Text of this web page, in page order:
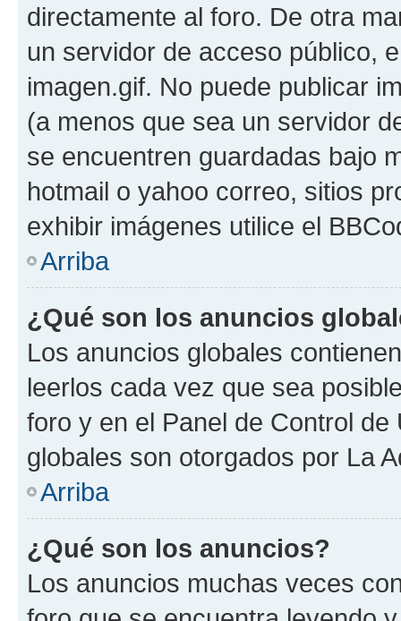
directamente al foro. De otra
un servidor de acceso público,
imagen.gif. No puede publicar
(a menos que sea un servidor
se encuentren guardadas bajo
hotmail o yahoo correo, sitios
exhibir imágenes utilice el
Arriba
¿Qué son los anuncios
Los anuncios globales
leerlos cada vez que sea
foro y en el Panel de Control
globales son otorgados por La
Arriba
¿Qué son los anuncios?
Los anuncios muchas veces